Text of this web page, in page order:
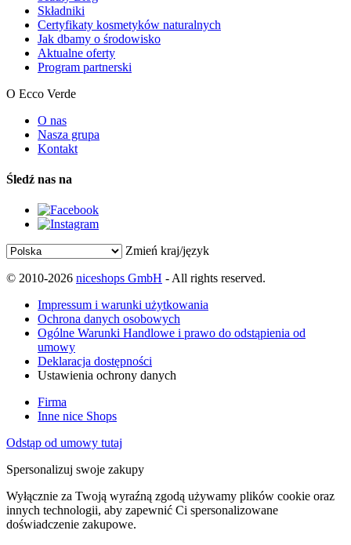
Składniki
Certyfikaty kosmetyków naturalnych
Jak dbamy o środowisko
Aktualne oferty
Program partnerski
O Ecco Verde
O nas
Nasza grupa
Kontakt
Śledź nas na
Zmień kraj/język
© 2010-2026 niceshops GmbH - All rights reserved.
Impressum i warunki użytkowania
Ochrona danych osobowych
Ogólne Warunki Handlowe i prawo do odstąpienia od
umowy
Deklaracja dostępności
Ustawienia ochrony danych
Firma
Inne nice Shops
Odstąp od umowy tutaj
Spersonalizuj swoje zakupy
Wyłącznie za Twoją wyraźną zgodą używamy plików cookie oraz
innych technologii, aby zapewnić Ci spersonalizowane
doświadczenie zakupowe.